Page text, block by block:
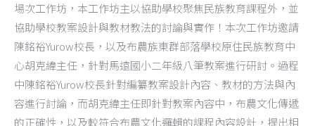
場次工作坊，本工作坊主以協助學校聚焦民族教育課程外，並
協助學校教案設計與教材教法的討論與實作！本次工作坊邀請
陳銘裕Yurow校長，以及布農族東群部落學校原住民族教育中
心胡克緯主任，針對馬遠國小二年級八筆教案進行研討。過程
中陳銘裕Yurow校長針對編纂教案設計內容、教材的方法與內
容進行討論，而胡克緯主任即針對教案內容中，布農文化傳遞
的正確性，以及較符合布農文化邏輯的課程內容設計，提出相